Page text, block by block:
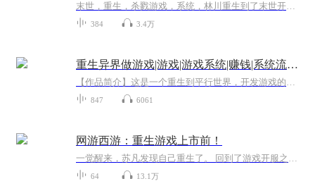
末世，重生，杀戮游戏，系统，林川重生到了末世开始的一刻，他手握特殊天赋的火球异能，在杀戮游戏中通过焚烧尸体获得升级能力，从而迅速变得强大起来，让我们一起来看林川如何在末世玩转杀戮游戏，称霸末世吧。
384 3.4万
重生异界做游戏|游戏|游戏系统|赚钱|系统流|异世大陆|AI专辑
【作品简介】这是一个重生到平行世界，开发游戏的故事。田陌云穿越异界，得到【游戏大师】系统，他将一款款经典的游戏搬上荧幕。超级马里奥、魂斗罗……还有被玩家狂喷的猫里奥、像素鸟、掘地求升、奇怪的大冒险……他引领了游戏，引领了科技与娱乐，若干...
847 6061
网游西游：重生游戏上市前！
一觉醒来，苏凡发现自己重生了。 回到了游戏开服之前。 幸好，他熟知游戏剧情。 “叮!全服通告:恭喜玩家苏凡，拜师菩提祖师，奖励经验100万。” “叮!全服通告:恭喜玩家苏凡，和孙悟空结拜，奖励【九转金丹】。” …… 于是，游戏开服当天，玩家们登陆游戏...
64 13.1万